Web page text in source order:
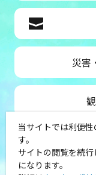
災害
公益社団法人神
〒231-8521
神奈川県横浜市中
当サイトでは利便
す。
サイトの閲覧を続
になります。